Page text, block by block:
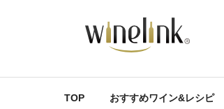
TOP おすすめワイン&レシピ